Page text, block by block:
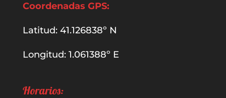
Coordenadas GPS:
Latitud: 41.126838º N
Longitud: 1.061388º E
Horarios: